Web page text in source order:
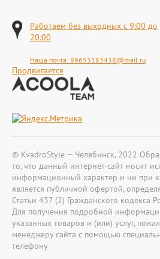
Работаем без выходных с 9:00 до
20:00
Наша почта: 89653183438@mail.ru
Продвигается
© KvadroStyle — Челябинск, 2022
то, что данный интернет-сайт носит
информационный характер и ни при
является публичной офертой,
Статьи 437 (2) Гражданского кодекса
Для получения подробной
указанных товаров и (или) услуг,
менеджеру сайта с помощью
телефону